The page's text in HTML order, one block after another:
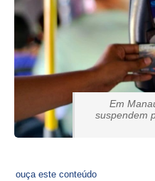
Em
suspendem
ouça este conteúdo